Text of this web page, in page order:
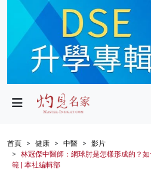
政局
財經
生活
首頁 健康 中醫
影片
林冠傑中醫師：網球肘是怎樣形成的？
範 | 本社編輯部